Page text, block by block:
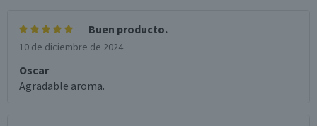
Buen producto.
10 de diciembre de 2024
Oscar
Agradable aroma.